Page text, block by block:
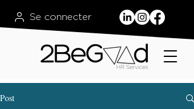
Se connecter
Post